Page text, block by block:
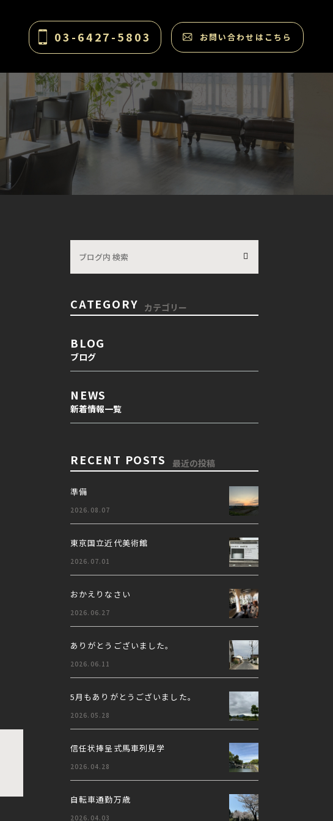
03-6427-5803 お問い合わせはこちら
CATEGORY カテゴリー
BLOG
ブログ
NEWS
新着情報一覧
RECENT POSTS 最近の投稿
準備
2026.08.07
東京国立近代美術館
2026.07.01
おかえりなさい
2026.06.27
ありがとうございました。
2026.06.11
5月もありがとうございました。
2026.05.28
信任状捧呈式馬車列見学
2026.04.28
自転車通勤万歳
2026.04.03